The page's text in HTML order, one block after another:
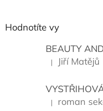
Hodnotíte vy
BEAUTY
Hodnocení
| Jiří Matějů
Hodnocení
| roman